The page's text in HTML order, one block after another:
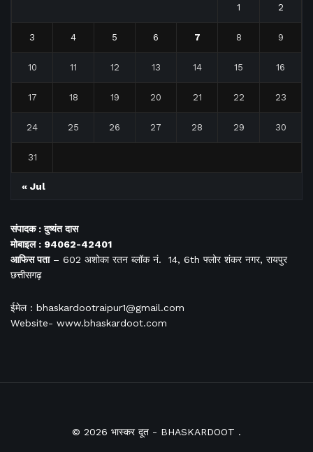
1 2
3 4 5 6 7 8 9
10 11 12 13 14 15 16
17 18 19 20 21 22 23
24 25 26 27 28 29 30
31
« Jul
संपादक : दुष्यंत दास
मोबाइल : 94062-42401
आफिसपता– 602 अशोका रतन ब्लॉक नं. 14, 6th फ्लोर शंकर नगर, रायपुर
छत्तीसगढ़
ईमेल : bhaskardootraipur1@gmail.com
Website- www.bhaskardoot.com
© 2026 भास्कर दूत - BHASKARDOOT .